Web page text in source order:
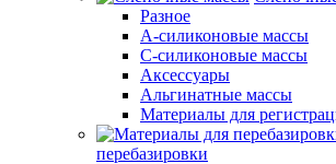
Разное
А-силиконовые массы
С-силиконовые массы
Аксессуары
Альгинатные массы
Материалы для
перебазировки